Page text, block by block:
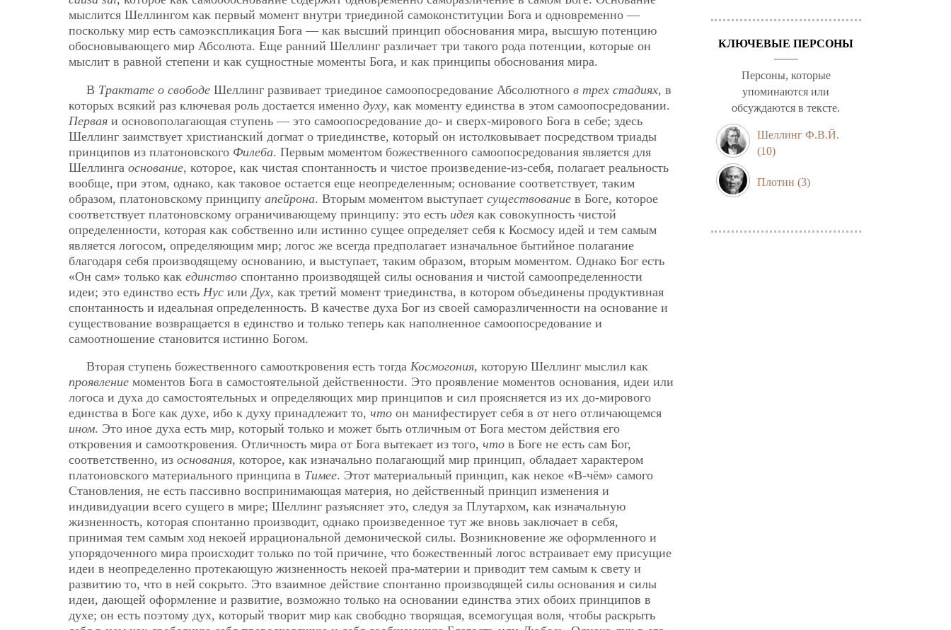
мыслится Шеллингом как первый момент внутри триединой самоконституции Бога и одновременно —
поскольку мир есть самоэкспликация Бога — как высший принцип обоснования мира, высшую потенцию
обосновывающего мир Абсолюта. Еще ранний Шеллинг различает три такого рода потенции, которые он
мыслит в равной степени и как сущностные моменты Бога, и как принципы обоснования мира.
В Трактате о свободе Шеллинг развивает триединое самоопосредование Абсолютного в трех стадиях, в
которых всякий раз ключевая роль достается именно духу, как моменту единства в этом самоопосредовании.
Первая и основополагающая ступень — это самоопосредование до- и сверх-мирового Бога в себе; здесь
Шеллинг заимствует христианский догмат о триединстве, который он истолковывает посредством триады
принципов из платоновского Филеба. Первым моментом божественного самоопосредования является для
Шеллинга основание, которое, как чистая спонтанность и чистое произведение-из-себя, полагает реальность
вообще, при этом, однако, как таковое остается еще неопределенным; основание соответствует, таким
образом, платоновскому принципу апейрона. Вторым моментом выступает существование в Боге, которое
соответствует платоновскому ограничивающему принципу: это есть идея как совокупность чистой
определенности, которая как собственно или истинно сущее определяет себя к Космосу идей и тем самым
является логосом, определяющим мир; логос же всегда предполагает изначальное бытийное полагание
благодаря себя производящему основанию, и выступает, таким образом, вторым моментом. Однако Бог есть
«Он сам» только как единство спонтанно производящей силы основания и чистой самоопределенности
идеи; это единство есть Нус или Дух, как третий момент триединства, в котором объединены продуктивная
спонтанность и идеальная определенность. В качестве духа Бог из своей саморазличенности на основание и
существование возвращается в единство и только теперь как наполненное самоопосредование и
самоотношение становится истинно Богом.
Вторая ступень божественного самооткровения есть тогда Космогония, которую Шеллинг мыслил как
проявление моментов Бога в самостоятельной действенности. Это проявление моментов основания, идеи или
логоса и духа до самостоятельных и определяющих мир принципов и сил проясняется из их до-мирового
единства в Боге как духе, ибо к духу принадлежит то, что он манифестирует себя в от него отличающемся
ином. Это иное духа есть мир, который только и может быть отличным от Бога местом действия его
откровения и самооткровения. Отличность мира от Бога вытекает из того, что в Боге не есть сам Бог,
соответственно, из основания, которое, как изначально полагающий мир принцип, обладает характером
платоновского материального принципа в Тимее. Этот материальный принцип, как некое «В-чём» самого
Становления, не есть пассивно воспринимающая материя, но действенный принцип изменения и
индивидуации всего сущего в мире; Шеллинг разъясняет это, следуя за Плутархом, как изначальную
жизненность, которая спонтанно производит, однако произведенное тут же вновь заключает в себя,
принимая тем самым ход некоей иррациональной демонической силы. Возникновение же оформленного и
упорядоченного мира происходит только по той причине, что божественный логос встраивает ему присущие
идеи в неопределенно протекающую жизненность некоей пра-материи и приводит тем самым к свету и
развитию то, что в ней сокрыто. Это взаимное действие спонтанно производящей силы основания и силы
идеи, дающей оформление и развитие, возможно только на основании единства этих обоих принципов в
духе; он есть поэтому дух, который творит мир как свободно творящая, всемогущая воля, чтобы раскрыть
КЛЮЧЕВЫЕ ПЕРСОНЫ
Персоны, которые
упоминаются или
обсуждаются в тексте.
Шеллинг Ф.В.Й.
(10)
Плотин (3)